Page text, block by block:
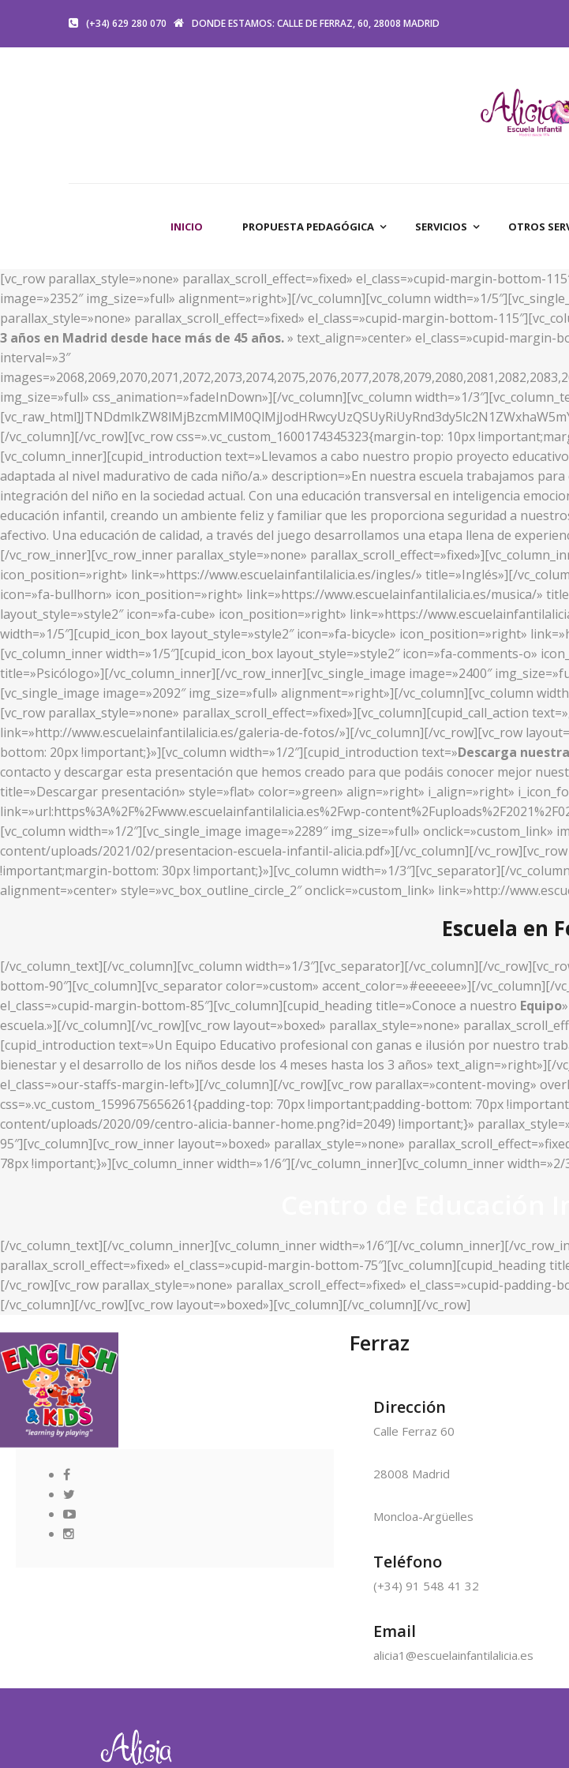
(+34) 629 280 070 DONDE ESTAMOS: CALLE DE FERRAZ, 60, 28008 MADRID
INICIO PROPUESTA PEDAGÓGICA SERVICIOS OTROS
[vc_row parallax_style=»none» parallax_scroll_effect=»fixed» el_class=»cupid-margin-bottom-
image=»2352″ img_size=»full» alignment=»right»][/vc_column][vc_column width=»1/
parallax_style=»none» parallax_scroll_effect=»fixed» el_class=»cupid-margin-bottom-
3 años en Madrid desde hace más de 45 años.» text_align=»center» el_class=»cupid-margin-
interval=»3″
img_size=»full» css_animation=»fadeInDown»][/vc_column][vc_column width=»1/
[/vc_column][/vc_row][vc_row css=».vc_custom_1600174345323{margin-top: 10px
[vc_column_inner][cupid_introduction text=»Llevamos a cabo nuestro propio proyecto
adaptada al nivel madurativo de cada niño/a.» description=»En nuestra escuela trabajamos
integración del niño en la sociedad actual. Con una educación transversal en inteligencia
educación infantil, creando un ambiente feliz y familiar que les proporciona seguridad a
afectivo. Una educación de calidad, a través del juego desarrollamos una etapa llena de
[/vc_row_inner][vc_row_inner parallax_style=»none»
icon_position=»right» link=»https://www.escuelainfantilalicia.es/ingles/» title=»Inglés»][/
icon=»fa-bullhorn» icon_position=»right» link=»https://www.escuelainfantilalicia.es/musica/»
layout_style=»style2″ icon=»fa-cube» icon_position=»right» link=»https://
width=»1/5″][cupid_icon_box layout_style=»style2″ icon=»fa-bicycle» icon_position=»right»
[vc_column_inner width=»1/5″][cupid_icon_box layout_style=»style2″ icon=»fa-comments-o»
title=»Psicólogo»][/vc_column_inner][/vc_row_inner][vc_single_image image=»2400″
[vc_single_image image=»2092″ img_size=»full» alignment=»right»][/vc_column][vc_column
[vc_row parallax_style=»none» parallax_scroll_effect=»fixed»][vc_column][cupid_call_action
link=»http://www.escuelainfantilalicia.es/galeria-de-fotos/»][/vc_column][/vc_row][vc_row
bottom: 20px !important;}»][vc_column width=»1/2″][cupid_introduction text=»Descarga
contacto y descargar esta presentación que hemos creado para que podáis conocer mejor
title=»Descargar presentación» style=»flat» color=»green» align=»right» i_align=»right»
link=»url:https%3A%2F%2Fwww.escuelainfantilalicia.es%2Fwp-
[vc_column width=»1/2″][vc_single_image image=»2289″ img_size=»full»
content/uploads/2021/02/presentacion-escuela-infantil-alicia.pdf»][/vc_column][/
!important;margin-bottom: 30px !important;}»][vc_column width=»1/3″][vc_separator][/
alignment=»center» style=»vc_box_outline_circle_2″ onclick=»custom_link» link=»http://
Escuela en
[/vc_column_text][/vc_column][vc_column width=»1/3″][vc_separator][/vc_column][/
bottom-90″][vc_column][vc_separator color=»custom» accent_color=»#eeeeee»][/vc_column][/
el_class=»cupid-margin-bottom-85″][vc_column][cupid_heading title=»Conoce a nuestro Equipo
escuela.»][/vc_column][/vc_row][vc_row layout=»boxed» parallax_style=»none»
[cupid_introduction text=»Un Equipo Educativo profesional con ganas e ilusión por nuestro
bienestar y el desarrollo de los niños desde los 4 meses hasta los 3 años» text_align=»right»][/
el_class=»our-staffs-margin-left»][/vc_column][/vc_row][vc_row parallax=»content-moving»
css=».vc_custom_1599675656261{padding-top: 70px !important;padding-bottom: 70px
content/uploads/2020/09/centro-alicia-banner-home.png?id=2049) !important;}»
95″][vc_column][vc_row_inner layout=»boxed» parallax_style=»none»
78px !important;}»][vc_column_inner width=»1/6″][/vc_column_inner][vc_column_inner width=»2/
[/vc_column_text][/vc_column_inner][vc_column_inner width=»1/6″][/vc_column_inner][/
parallax_scroll_effect=»fixed» el_class=»cupid-margin-bottom-75″][vc_column][cupid_heading
[/vc_row][vc_row parallax_style=»none» parallax_scroll_effect=»fixed» el_class=»cupid-
[/vc_column][/vc_row][vc_row layout=»boxed»][vc_column][/vc_column][/vc_row]
Ferraz
Dirección
Calle Ferraz 60
28008 Madrid
Moncloa-Argüelles
Teléfono
(+34) 91 548 41 32
Email
alicia1@escuelainfantilalicia.es